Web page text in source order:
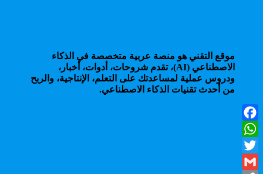
موقع التقني هو منصة عربية متخصصة في الذكاء
الاصطناعي (AI)، تقدم شروحات، أدوات، أخبار،
ودروس عملية لمساعدتك على التعلم، الإنتاجية، والربح
من أحدث تقنيات الذكاء الاصطناعي.
Facebook
WhatsApp
Twitter